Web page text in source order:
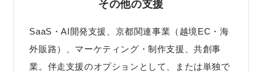
その他の支援
SaaS・AI開発支援、京都関連事業（越境EC・海
外販路）、マーケティング・制作支援、共創事
業。伴走支援のオプションとして、または単独で